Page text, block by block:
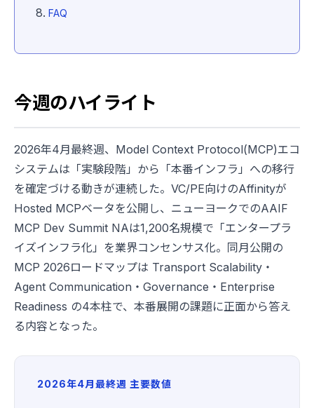
FAQ
今週のハイライト
2026年4月最終週、Model Context Protocol(MCP)エコ
システムは「実験段階」から「本番インフラ」への移行
を確定づける動きが連続した。VC/PE向けのAffinityが
Hosted MCPベータを公開し、ニューヨークでのAAIF
MCP Dev Summit NAは1,200名規模で「エンタープラ
イズインフラ化」を業界コンセンサス化。同月公開の
MCP 2026ロードマップは Transport Scalability・
Agent Communication・Governance・Enterprise
Readiness の4本柱で、本番展開の課題に正面から答え
る内容となった。
2026年4月最終週 主要数値